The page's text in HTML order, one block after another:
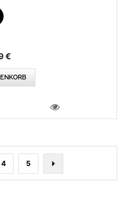
€
Seite
4 Seite
5